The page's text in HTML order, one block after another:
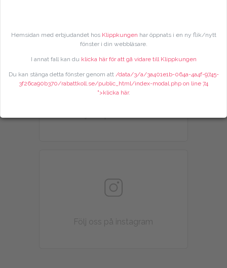
Följ oss på instagram
Hemsidan med erbjudandet hos Klippkungen har öppnats i en ny flik/nytt
fönster i din webbläsare.
I annat fall kan du klicka här för att gå vidare till Klippkungen
Du kan stänga detta fönster genom att /data/3/a/3a401e1b-064a-4a4f-9745-
3f26ca90b370/rabattkoll.se/public_html/index-modal.php on line 74
">klicka här.